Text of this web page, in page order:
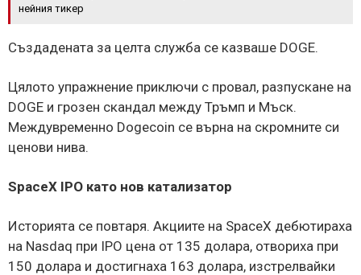
нейния тикер
Създадената за целта служба се казваше DOGE.
Цялото упражнение приключи с провал, разпускане на
DOGE и грозен скандал между Тръмп и Мъск.
Междувременно Dogecoin се върна на скромните си
ценови нива.
SpaceX IPO като нов катализатор
Историята се повтаря. Акциите на SpaceX дебютираха
на Nasdaq при IPO цена от 135 долара, отвориха при
150 долара и достигнаха 163 долара, изстрелвайки